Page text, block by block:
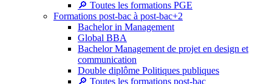
🔎 Toutes les formations PGE
Formations post-bac à post-bac+2
Bachelor in Management
Global BBA
Bachelor Management de projet en design et
communication
Double diplôme Politiques publiques
🔎 Toutes les formations post-bac